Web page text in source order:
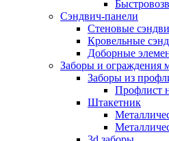
Сэндвич-панели
Стеновые
Кровельные
Доборные
Заборы и ограждения
Заборы из
Профлист
Штакетник